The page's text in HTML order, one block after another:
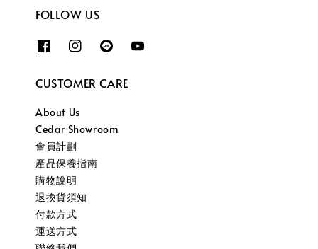
FOLLOW US
CUSTOMER CARE
About Us
Cedar Showroom
會員計劃
產品保養指南
購物說明
退換貨須知
付款方式
運送方式